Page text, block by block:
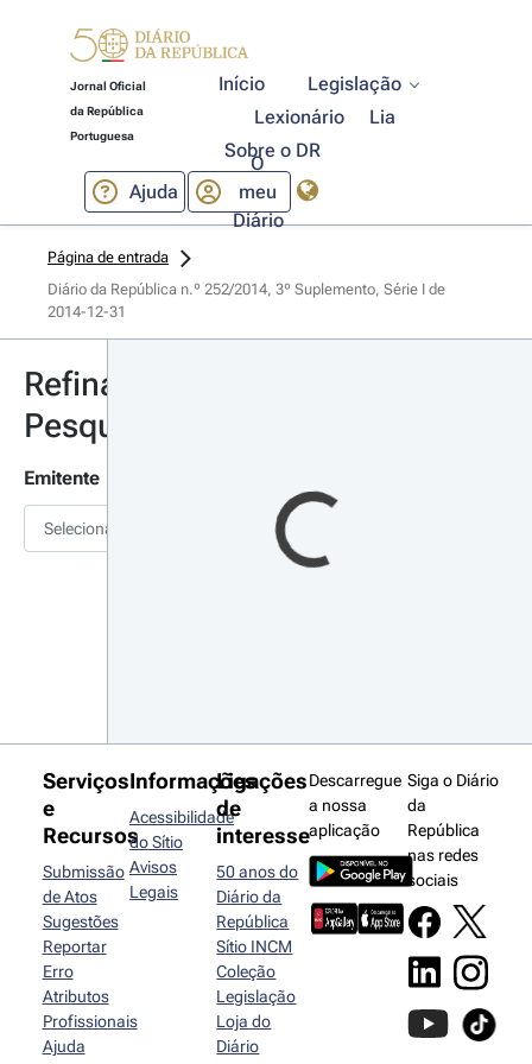
Jornal Oficial
da República
Portuguesa
Início
Legislação
Lexionário
Lia
Sobre o DR
Ajuda
O
meu
Diário
Página de entrada
Diário da República n.º 252/2014, 3º Suplemento, Série I de
2014-12-31
Refinar
Pesquisa
Emitente
Selecionar
Serviços
e
Recursos
Submissão
de Atos
Sugestões
Reportar
Erro
Atributos
Profissionais
Ajuda
Informações
Acessibilidade
do Sítio
Avisos
Legais
Ligações
de
interesse
50 anos do
Diário da
República
Sítio INCM
Coleção
Legislação
Loja do
Diário
Descarregue
a nossa
aplicação
Siga o Diário
da
República
nas redes
sociais